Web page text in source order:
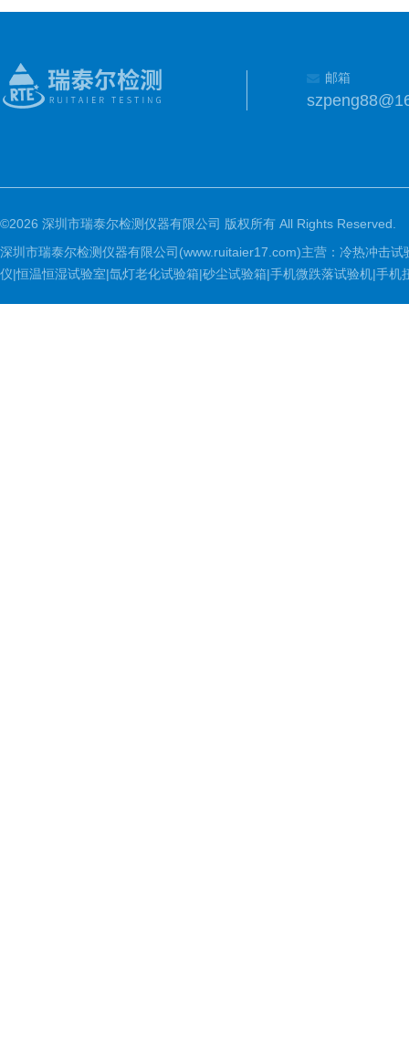
邮箱
©2026 深圳市瑞泰尔检测仪器有限公司 版权所有 All Rights Reserved.
深圳市瑞泰尔检测仪器有限公司(www.ruitaier17.com)主营：冷热冲击
仪|恒温恒湿试验室|氙灯老化试验箱|砂尘试验箱|手机微跌落试验机|手机